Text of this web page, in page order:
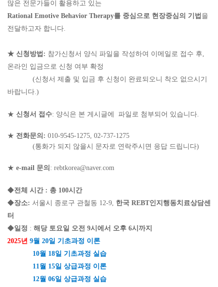
많은 전문가들이 활용하고 있는
Rational Emotive Behavior Therapy를 중심으로 현장중심의 기법 을
전달하고자 합니다
★ 신청방법 : 참가신청서 양식 파일을 작성하여 이메일로 접수 후,
온라인 입금으로 신청 여부 확정
(신청서 제출 및 입금 후 신청이 완료되오니 착오 없으시기
바랍니다 .)
★ 신청서 접수: 양식은 본 게시글에 파일로 첨부되어 있습니다
★ 전화문의 : 010-9545-1275, 02-737-1275
(통화가 되지 않을시 문자로 연락주시면 응답 드립니다)
★ e-mail 문의 : rebtkorea@naver.com
◆전체 시간 : 총 100시간
◆장소: 서울시 종로구 관철동 12-9, 한국 REBT인지행동치료상담센
터
◆일정 : 해당 토요일 오전 9시에서 오후 6시까지
2025년 9월 20일 기초과정 이론
10월 18일 기초과정 실습
11 월 15일 상급과정 이론
12월 06일 상급과정 실습